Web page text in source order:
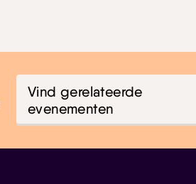
Vind gerelateerde
evenementen